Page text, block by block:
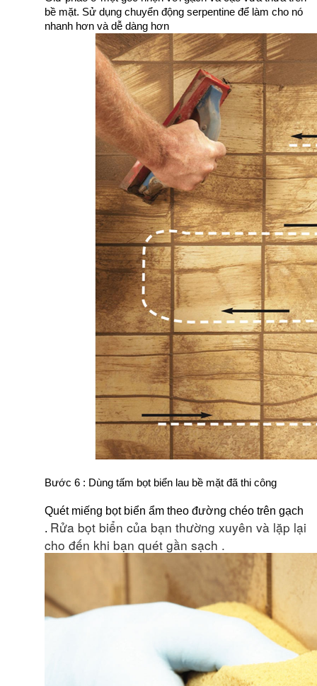
bề mặt. Sử dụng chuyển động serpentine để làm cho nó
nhanh hơn và dễ dàng hơn
Bước 6 : Dùng tấm bọt biển lau bề mặt đã thi công
Quét miếng bọt biển ẩm theo đường chéo trên gạch
. Rửa bọt biển của bạn thường xuyên và lặp lại
cho đến khi bạn quét gần sạch .